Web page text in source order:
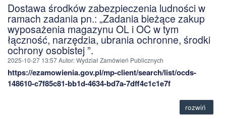
Dostawa środków zabezpieczenia ludności w
ramach zadania pn.: „Zadania bieżące zakup
wyposażenia magazynu OL i OC w tym
łączność, narzędzia, ubrania ochronne, środki
ochrony osobistej ”.
2025-10-27 13:57Autor: Wydział Zamówień Publicznych
https://ezamowienia.gov.pl/mp-client/search/list/ocds-
148610-c7f85c81-bb1d-4634-bd7a-7dff4c1c1e7f
rozwiń